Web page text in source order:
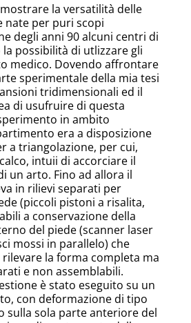
la versatilità delle
nate per puri scopi
degli anni 90 alcuni centri di
possibilità di utlizzare gli
medico. Dovendo affrontare
sperimentale della mia tesi
tridimensionali ed il
di usufruire di questa
in ambito
era a disposizione
a triangolazione, per cui,
intuii di accorciare il
un arto. Fino ad allora il
in rilievi separati per
(piccoli pistoni a risalita,
a conservazione della
del piede (scanner laser
mossi in parallelo) che
la forma completa ma
e non assemblabili.
è stato eseguito su un
con deformazione di tipo
sulla sola parte anteriore del